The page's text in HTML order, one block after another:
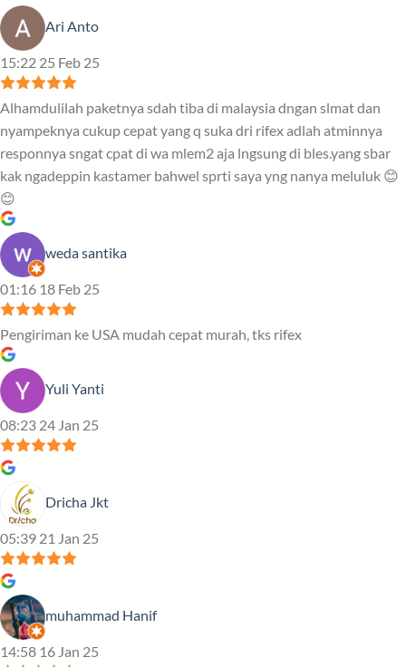
Ari Anto
15:22 25 Feb 25
Alhamdulilah paketnya sdah tiba di malaysia dngan slmat dan
nyampeknya cukup cepat yang q suka dri rifex adlah atminnya
responnya sngat cpat di wa mlem2 aja lngsung di bles.yang sbar
kak ngadeppin kastamer bahwel sprti saya yng nanya meluluk 😊
😊
weda santika
01:16 18 Feb 25
Pengiriman ke USA mudah cepat murah, tks rifex
Yuli Yanti
08:23 24 Jan 25
Dricha Jkt
05:39 21 Jan 25
muhammad Hanif
14:58 16 Jan 25